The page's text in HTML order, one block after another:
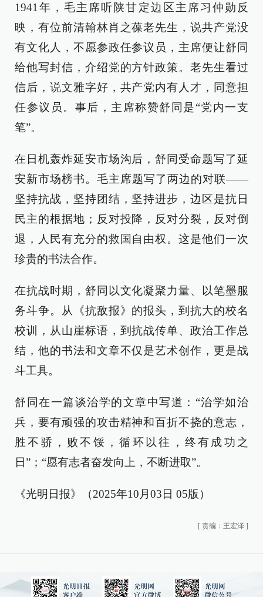
1941年，毛主席听陕甘定边区主席习仲勋反
映，有位前清翰林肖之葆老先生，说共产党没
有文化人，不愿参政任参议员，主席便让舒同
给他写封信，介绍党的方针政策。老先生看过
信后，说文雅字好，共产党内有人才，同意担
任参议员。事后，主席称赞舒同是“党内一支
笔”。
在日机轰炸延安市场沟后，舒同受命题写了延
安新市场榜书。毛主席题写了两边的对联——
坚持抗战，坚持团结，坚持进步，边区是抗日
民主的根据地；反对投降，反对分裂，反对倒
退，人民有充分的救国自由权。这是他们一次
珍贵的书法合作。
在抗战时期，舒同以文化凝聚力量、以笔墨服
务斗争。从《抗敌报》的报头，到抗大的校名
校训，从山崖标语，到抗战传单、政治工作总
结，他的书法和文章不仅是艺术创作，更是战
斗工具。
舒同在一篇谈治学的文章中写道：“治学如治
兵，要有顽强的攻击精神和百折不挠的意志，
胜不骄，败不馁，循环以往，终有成功之
日”；“愿有志者奋发向上，不断进取”。
《光明日报》（2025年10月03日 05版）
[ 责编：王宏泽 ]